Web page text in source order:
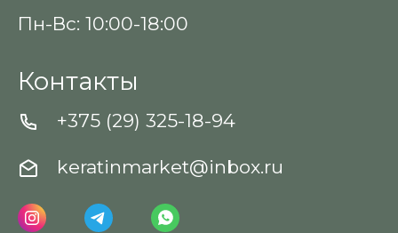
Пн-Вс: 10:00-18:00
Контакты
+375 (29) 325-18-94
keratinmarket@inbox.ru